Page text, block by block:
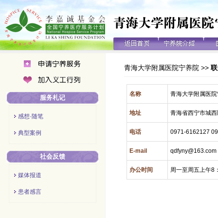
服务札记
感想·随笔
典型案例
社会反馈
媒体报道
患者感言
青海大学附属医院宁养院 >>
名称 青海大学附属医
地址 青海省西宁市城
电话 0971-6162127
E-mail qdfyny@163.com
办公时间 周一至周五上午8